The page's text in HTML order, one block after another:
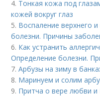
4. Тонкая кожа под
кожей вокруг глаз
5. Воспаление верхнего
болезни. Причины
6. Как устранить
Определение болезни.
7.Арбузы на зиму в
8. Маринуем и солим
9. Притча о вере любви